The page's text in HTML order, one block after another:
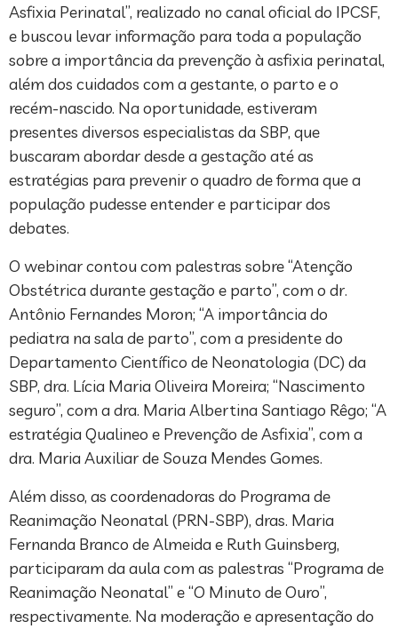
Asfixia Perinatal”, realizado no canal oficial do IPCSF,
e buscou levar informação para toda a população
sobre a importância da prevenção à asfixia perinatal,
além dos cuidados com a gestante, o parto e o
recém-nascido. Na oportunidade, estiveram
presentes diversos especialistas da SBP, que
buscaram abordar desde a gestação até as
estratégias para prevenir o quadro de forma que a
população pudesse entender e participar dos
debates.
O webinar contou com palestras sobre “Atenção
Obstétrica durante gestação e parto”, com o dr.
Antônio Fernandes Moron; “A importância do
pediatra na sala de parto”, com a presidente do
Departamento Científico de Neonatologia (DC) da
SBP, dra. Lícia Maria Oliveira Moreira; “Nascimento
seguro”, com a dra. Maria Albertina Santiago Rêgo; “A
estratégia Qualineo e Prevenção de Asfixia”, com a
dra. Maria Auxiliar de Souza Mendes Gomes.
Além disso, as coordenadoras do Programa de
Reanimação Neonatal (PRN-SBP), dras. Maria
Fernanda Branco de Almeida e Ruth Guinsberg,
participaram da aula com as palestras “Programa de
Reanimação Neonatal” e “O Minuto de Ouro”,
respectivamente. Na moderação e apresentação do